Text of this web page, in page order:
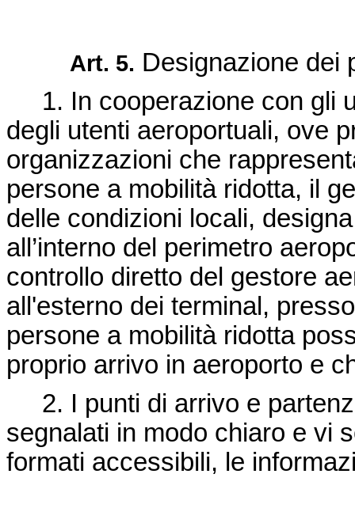
Art. 5. Designazione dei
1. In cooperazione con gli
degli utenti aeroportuali, ove
organizzazioni che
persone a mobilità ridotta, il
delle condizioni locali,
all’interno del perimetro
controllo diretto del gestore
all'esterno dei terminal,
persone a mobilità ridotta
proprio arrivo in aeroporto e
2. I punti di arrivo e
segnalati in modo chiaro e vi
formati accessibili, le